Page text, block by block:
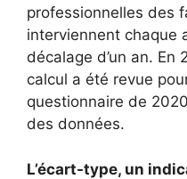
professionnelles des
interviennent chaque
décalage d’un an.
calcul a été revue
questionnaire de
des données.
L’écart-type, un